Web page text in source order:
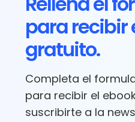
para recibir
gratuito.
Completa el
para recibir el
suscribirte a la